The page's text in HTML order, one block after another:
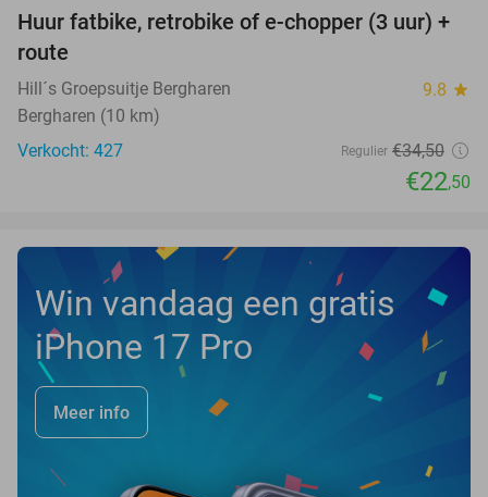
35%
Huur fatbike, retrobike of e-chopper (3 uur) +
route
Hill´s Groepsuitje Bergharen 9.8 star
Bergharen (10 km)
Verkocht: 427
Regulier €34,50
€22,50
Win vandaag een gratis
iPhone 17 Pro
Meer info